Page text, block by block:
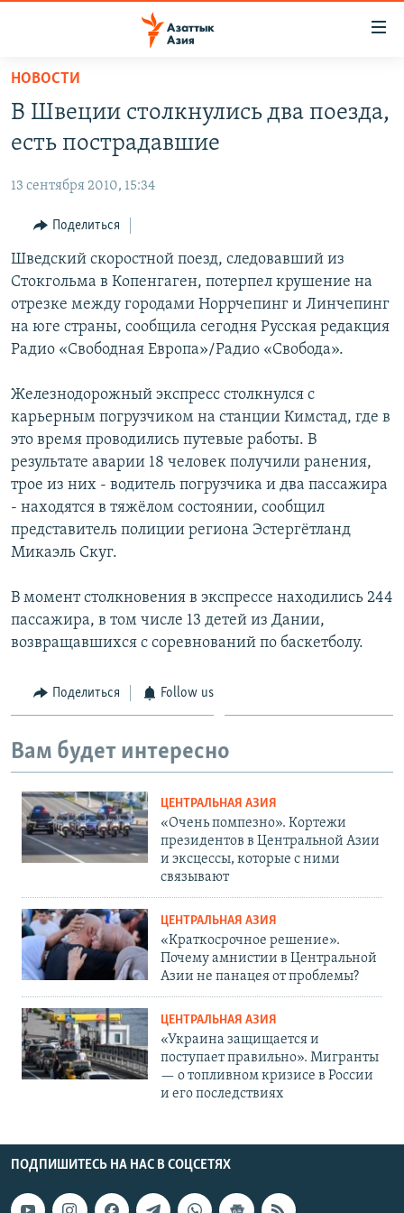
Вернуться
основному
содержанию
навигации
Вернутся
поиску
УЗБЕКИСТАН
ТАДЖИКИСТАН
ВОЙНА В УКРАИНЕ
НА ДРУГИХ ЯЗЫКАХ
ҚАЗАҚША
КЫРГЫЗЧА
ТОҶИКӢ
TÜRKMENÇE
Все сайты РСЕ/РС
НОВОСТИ
В Швеции столкнулись два поезда,
есть пострадавшие
13 сентября 2010, 15:34
Поделиться
Шведский скоростной поезд, следовавший из
Стокгольма в Копенгаген, потерпел крушение на
отрезке между городами Норрчепинг и Линчепинг
на юге страны, сообщила сегодня Русская редакция
Радио «Свободная Европа»/Радио «Свобода».
Железнодорожный экспресс столкнулся с
карьерным погрузчиком на станции Кимстад, где в
это время проводились путевые работы. В
результате аварии 18 человек получили ранения,
трое из них - водитель погрузчика и два пассажира
- находятся в тяжёлом состоянии, сообщил
представитель полиции региона Эстергётланд
Микаэль Скуг.
В момент столкновения в экспрессе находились 244
пассажира, в том числе 13 детей из Дании,
возвращавшихся с соревнований по баскетболу.
Поделиться Follow us
Вам будет интересно
ЦЕНТРАЛЬНАЯ АЗИЯ
«Очень помпезно». Кортежи
президентов в Центральной Азии
и эксцессы, которые с ними
связывают
ЦЕНТРАЛЬНАЯ АЗИЯ
«Краткосрочное решение».
Почему амнистии в Центральной
Азии не панацея от проблемы?
ЦЕНТРАЛЬНАЯ АЗИЯ
«Украина защищается и
поступает правильно». Мигранты
— о топливном кризисе в России
и его последствиях
ПОДПИШИТЕСЬ НА НАС В СОЦСЕТЯХ